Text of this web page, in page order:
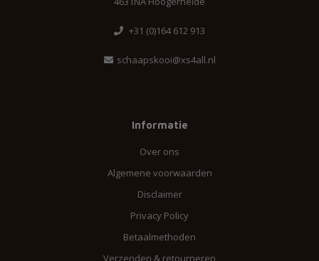
+31 (0)164 612 913
schaapskooi@xs4all.nl
Informatie
Over ons
Algemene voorwaarden
Disclaimer
Privacy Policy
Betaalmethoden